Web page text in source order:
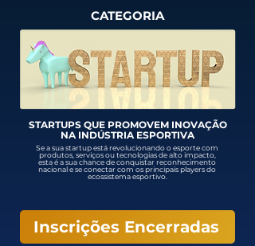
CATEGORIA
STARTUPS QUE PROMOVEM INOVAÇÃO
NA INDÚSTRIA ESPORTIVA
Se a sua startup está revolucionando o esporte com
produtos, serviços ou tecnologias de alto impacto,
esta é a sua chance de conquistar reconhecimento
nacional e se conectar com os principais players do
ecossistema esportivo.
Inscrições Encerradas